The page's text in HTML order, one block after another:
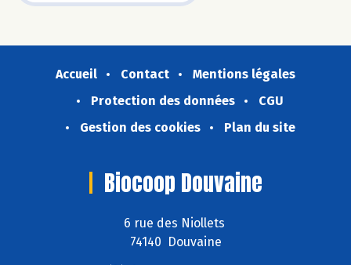
Accueil Contact
Mentions légales
Protection des données
CGU
Gestion des cookies
Plan du site
Biocoop Douvaine
6 rue des Niollets
74140 Douvaine